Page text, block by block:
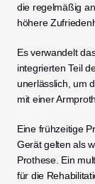
die regelmäßig
höhere
Es verwandelt
integrierten Teil
unerlässlich, um
mit einer
Eine frühzeitige
Gerät gelten als
Prothese. Ein
für die